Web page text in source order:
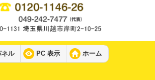
ネル PC 表示 ホーム